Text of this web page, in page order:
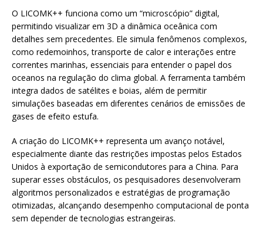
O LICOMK++ funciona como um “microscópio” digital,
permitindo visualizar em 3D a dinâmica oceânica com
detalhes sem precedentes. Ele simula fenômenos complexos,
como redemoinhos, transporte de calor e interações entre
correntes marinhas, essenciais para entender o papel dos
oceanos na regulação do clima global. A ferramenta também
integra dados de satélites e boias, além de permitir
simulações baseadas em diferentes cenários de emissões de
gases de efeito estufa.
A criação do LICOMK++ representa um avanço notável,
especialmente diante das restrições impostas pelos Estados
Unidos à exportação de semicondutores para a China. Para
superar esses obstáculos, os pesquisadores desenvolveram
algoritmos personalizados e estratégias de programação
otimizadas, alcançando desempenho computacional de ponta
sem depender de tecnologias estrangeiras.